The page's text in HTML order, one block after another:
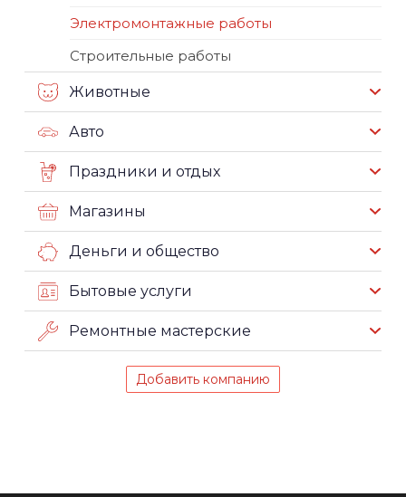
Электромонтажные работы
Строительные работы
Животные
Авто
Праздники и отдых
Магазины
Деньги и общество
Бытовые услуги
Ремонтные мастерские
Добавить компанию